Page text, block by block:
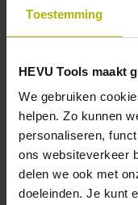
Toestemming
HEVU Tools maakt
We gebruiken
helpen. Zo kunnen
personaliseren,
ons websiteverkeer
delen we ook met
doeleinden. Je kunt
De leukste
OVER HEVU
De beste kwaliteit
goed bij Hevu
familiebedrijf dat